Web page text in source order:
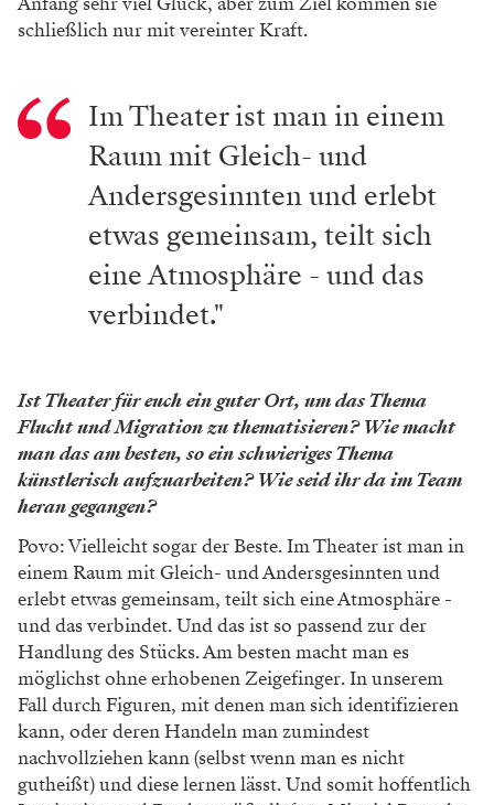
Offenheit
denn je. Es geht unter anderem um globale
Katastrophen, die über Nacht auf die Welt
hereinbrechen. Was ist für euch die Essenz des Stücks?
Hainz: Ich glaube, dass die Essenz des Stückes der
Zusammenhalt der drei Mädchen ist. Wir alle werden
im Laufe unseres Lebens mit Krisen konfrontiert, ob es
nun große oder kleine, globale oder persönliche sind.
Ich denke, dass Krisen uns trotz der negativen Aspekte
WERBUNG